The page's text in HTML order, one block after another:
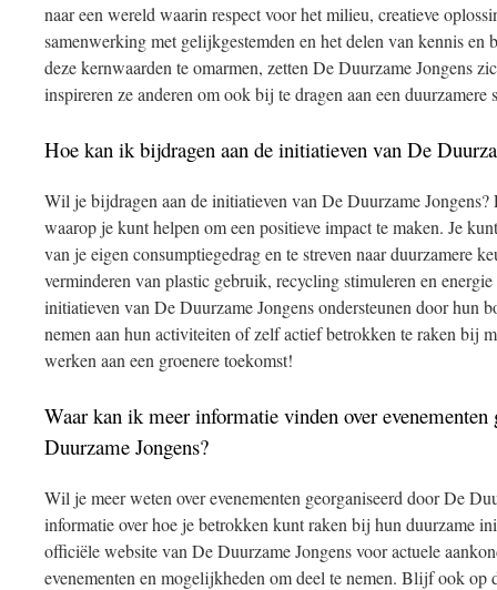
naar een wereld waarin respect voor het milieu, creatieve
samenwerking met gelijkgestemden en het delen van kennis
deze kernwaarden te omarmen, zetten De Duurzame Jongens
inspireren ze anderen om ook bij te dragen aan een duurzamere
Hoe kan ik bijdragen aan de initiatieven van De
Wil je bijdragen aan de initiatieven van De Duurzame
waarop je kunt helpen om een positieve impact te maken. Je
van je eigen consumptiegedrag en te streven naar duurzamere
verminderen van plastic gebruik, recycling stimuleren en
initiatieven van De Duurzame Jongens ondersteunen door hun
nemen aan hun activiteiten of zelf actief betrokken te raken bij
werken aan een groenere toekomst!
Waar kan ik meer informatie vinden over evenementen
Duurzame Jongens?
Wil je meer weten over evenementen georganiseerd door De
informatie over hoe je betrokken kunt raken bij hun duurzame
officiële website van De Duurzame Jongens voor actuele
evenementen en mogelijkheden om deel te nemen. Blijf ook op